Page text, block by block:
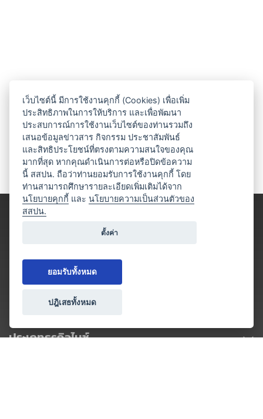
ประเภทธุรกิจไมซ์
เว็บไซต์นี้ มีการใช้งานคุกกี้ (Cookies) เพื่อเพิ่ม
ประสิทธิภาพในการให้บริการ และเพื่อพัฒนา
ประสบการณ์การใช้งานเว็บไซต์ของท่านรวมถึง
เสนอข้อมูลข่าวสาร กิจกรรม ประชาสัมพันธ์
และสิทธิประโยชน์ที่ตรงตามความสนใจของคุณ
มากที่สุด หากคุณดำเนินการต่อหรือปิดข้อความ
นี้ สสปน. ถือว่าท่านยอมรับการใช้งานคุกกี้ โดย
ท่านสามารถศึกษารายละเอียดเพิ่มเติมได้จาก
นโยบายคุกกี้ และนโยบายความเป็นส่วนตัวของ
สสปน.
ตั้งค่า
ยอมรับทั้งหมด
ปฎิเสธทั้งหมด